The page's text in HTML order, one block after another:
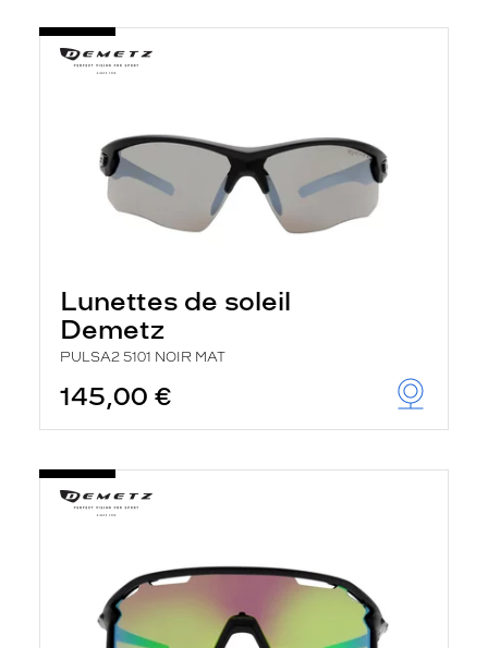
Lunettes de soleil
Demetz
PULSA2 5101 NOIR MAT
145,00 €